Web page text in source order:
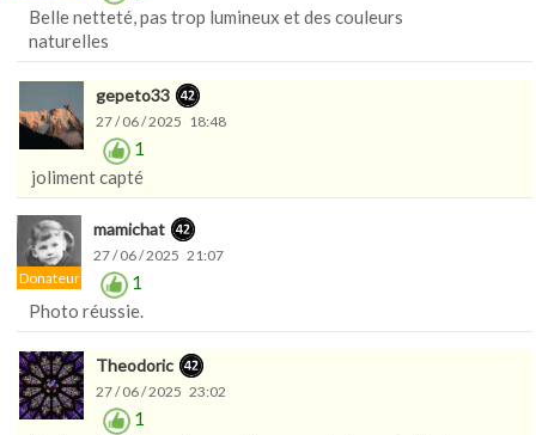
Belle netteté, pas trop lumineux et des couleurs
naturelles
gepeto33
27 / 06 / 2025 18:48
1
joliment capté
Donateur
mamichat
27 / 06 / 2025 21:07
1
Photo réussie.
Theodoric
27 / 06 / 2025 23:02
1